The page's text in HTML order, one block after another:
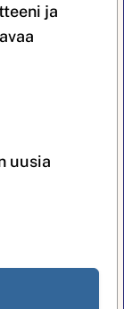
ja
uusia